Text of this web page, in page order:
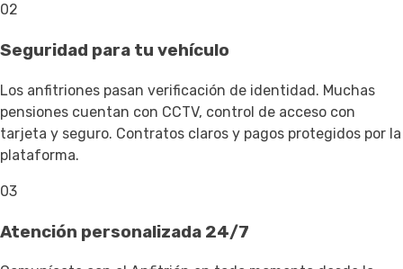
02
Seguridad para tu vehículo
Los anfitriones pasan verificación de identidad. Muchas
pensiones cuentan con CCTV, control de acceso con
tarjeta y seguro. Contratos claros y pagos protegidos por la
plataforma.
03
Atención personalizada 24/7